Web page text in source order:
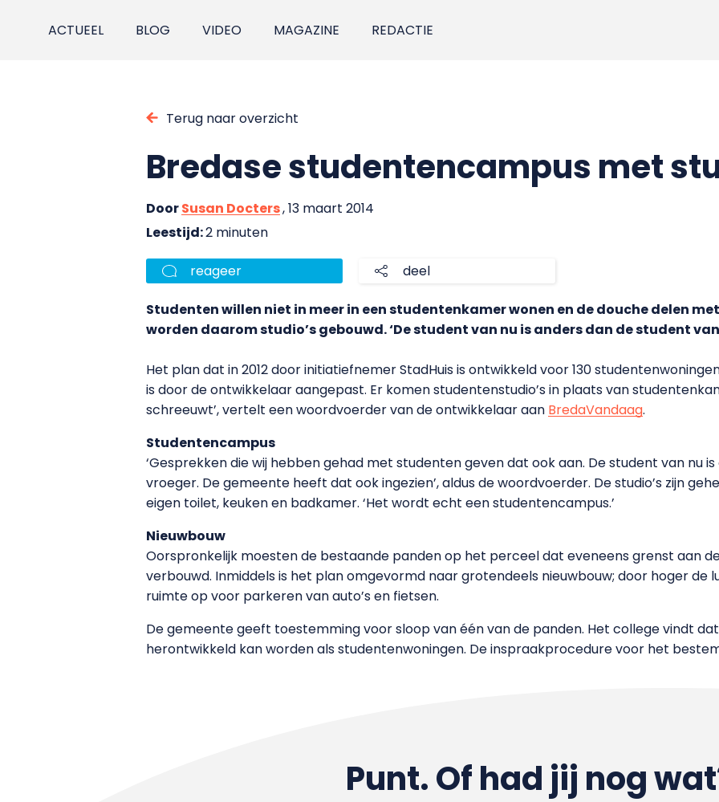
ACTUEEL BLOG VIDEO MAGAZINE REDACTIE
Terug naar overzicht
Bredase studentencampus met
DoorSusan Docters, 13 maart 2014
Leestijd:2 minuten
reageer deel
Studenten willen niet in meer in een studentenkamer wonen en de douche delen
worden daarom studio’s gebouwd. ‘De student van nu is anders dan de student
Het plan dat in 2012 door initiatiefnemer StadHuis is ontwikkeld voor 130
is door de ontwikkelaar aangepast. Er komen studentenstudio’s in plaats van
schreeuwt’, vertelt een woordvoerder van de ontwikkelaar aan BredaVandaag.
Studentencampus
‘Gesprekken die wij hebben gehad met studenten geven dat ook aan. De student van nu
vroeger. De gemeente heeft dat ook ingezien’, aldus de woordvoerder. De studio’s zijn
eigen toilet, keuken en badkamer. ‘Het wordt echt een studentencampus.’
Nieuwbouw
Oorspronkelijk moesten de bestaande panden op het perceel dat eveneens grenst aan
verbouwd. Inmiddels is het plan omgevormd naar grotendeels nieuwbouw; door hoger de
ruimte op voor parkeren van auto’s en fietsen.
De gemeente geeft toestemming voor sloop van één van de panden. Het college vindt
herontwikkeld kan worden als studentenwoningen. De inspraakprocedure voor het
Punt. Of had jij nog